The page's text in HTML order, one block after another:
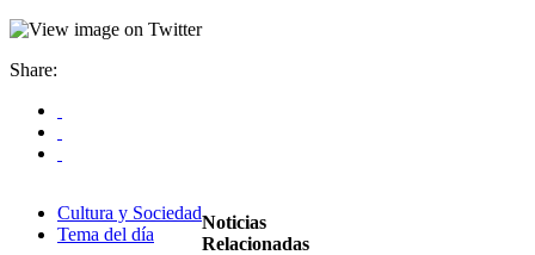
Share:
Cultura y Sociedad
Tema del día
Noticias
Relacionadas